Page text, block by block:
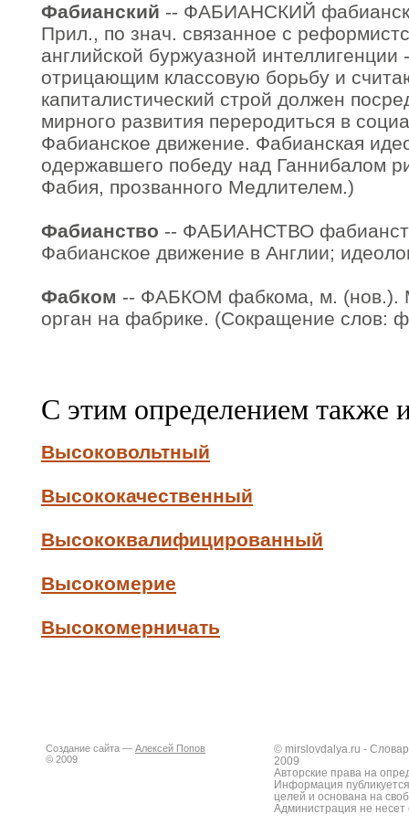
Фабианский -- ФАБИАНСКИЙ
Прил., по знач. связанное с
английской буржуазной
отрицающим классовую борьбу и
капиталистический строй должен
мирного развития переродиться в
Фабианское движение. Фабианская
одержавшего победу над Ганнибалом
Фабия, прозванного Медлителем.)
Фабианство -- ФАБИАНСТВО
Фабианское движение в Англии;
Фабком -- ФАБКОМ фабкома, м. (нов.).
орган на фабрике. (Сокращение слов:
С этим определением также
Высоковольтный
Высококачественный
Высококвалифицированный
Высокомерие
Высокомерничать
Создание сайта — Алексей Попов
© 2009
© mirslovdalya.ru -
2009
Авторские права на
Информация
целей и основана на
Администрация не несет